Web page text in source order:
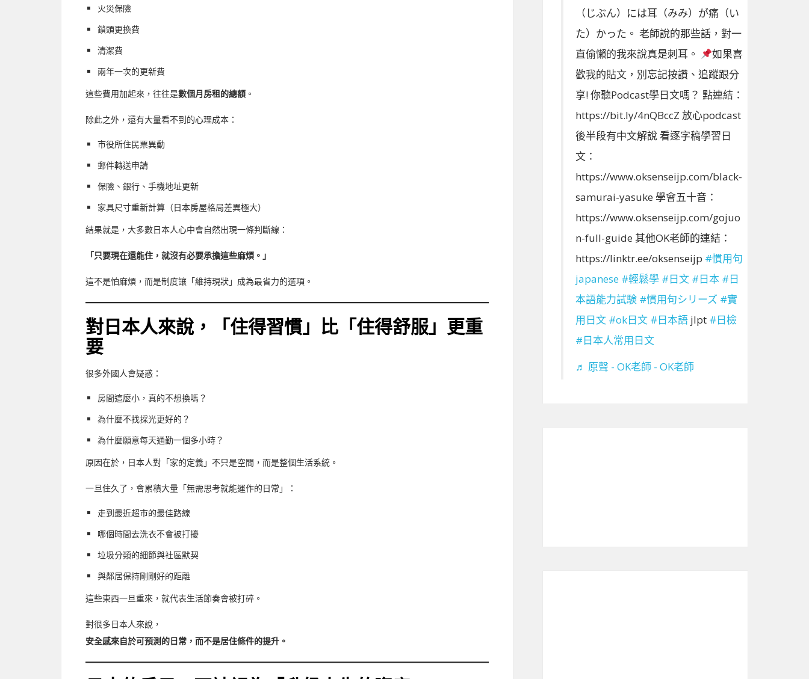
火災保險
鎖頭更換費
清潔費
兩年一次的更新費
這些費用加起來，往往是數個月房租的總額 。
除此之外，還有大量看不到的心理成本：
市役所住民票異動
郵件轉送申請
保險、銀行、手機地址更新
家具尺寸重新計算（日本房屋格局差異極大）
結果就是，大多數日本人心中會自然出現一條判斷線：
「只要現在還能住，就沒有必要承擔這些麻煩。」
這不是怕麻煩，而是制度讓「維持現狀」成為最省力的選項。
對日本人來說，「住得習慣」比「住得舒服」更重
要
很多外國人會疑惑：
房間這麼小，真的不想換嗎？
為什麼不找採光更好的？
為什麼願意每天通勤一個多小時？
原因在於，日本人對「家的定義」不只是空間，而是整個生活系統。
一旦住久了，會累積大量「無需思考就能運作的日常」：
走到最近超市的最佳路線
哪個時間去洗衣不會被打擾
垃圾分類的細節與社區默契
與鄰居保持剛剛好的距離
這些東西一旦重來，就代表生活節奏會被打碎。
對很多日本人來說，
安全感來自於可預測的日常，而不是居住條件的提升。
（じぶん）には耳（みみ）が痛（い
た）かった。 老師說的那些話，對一
直偷懶的我來說真是刺耳。
如果喜
歡我的貼文，別忘記按讚、追蹤跟分
享! 你聽Podcast學日文嗎？ 點連結：
https://bit.ly/4nQBccZ 放心podcast
後半段有中文解說 看逐字稿學習日
文：
https://www.oksenseijp.com/black-
samurai-yasuke 學會五十音：
https://www.oksenseijp.com/gojuo
n-full-guide 其他OK老師的連結：
https://linktr.ee/oksenseijp #慣用句
japanese #輕鬆學 #日文 #日本 #日
本語能力試験 #慣用句シリーズ #實
用日文 #ok日文 #日本語 jlpt #日檢
#日本人常用日文
♬ 原聲 - OK老師 - OK老師